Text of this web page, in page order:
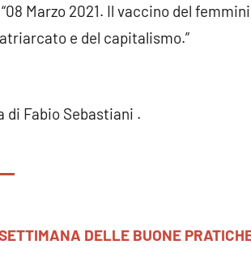
Marzo 2021. Il vaccino del
e del capitalismo.”
di Fabio Sebastiani .
DELLE BUONE